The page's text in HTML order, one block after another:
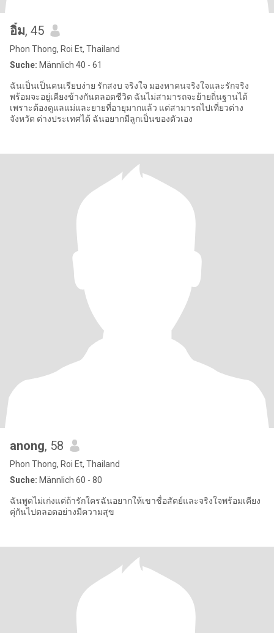
อิ๋ม, 45
Phon Thong, Roi Et, Thailand
Suche: Männlich 40 - 61
ฉันเป็นเป็นคนเรียบง่าย รักสงบ จริงใจ มองหาคนจริงใจและรักจริง
พร้อมจะอยู่เคียงข้างกันตลอดชีวิต ฉันไม่สามารถจะย้ายถิ่นฐานได้
เพราะต้องดูแลแม่และยายที่อายุมากแล้ว แต่สามารถไปเที่ยวต่าง
จังหวัด ต่างประเทศได้ ฉันอยากมีลูกเป็นของตัวเอง
anong, 58
Phon Thong, Roi Et, Thailand
Suche: Männlich 60 - 80
ฉันพูดไม่เก่งแต่ถ้ารักใครฉันอยากให้เขาชื่อสัตย์และจริงใจพร้อมเคียง
คุ่กันไปตลอดอย่างมีความสุข